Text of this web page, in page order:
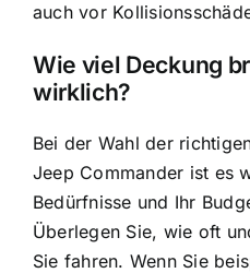
auch vor
Wie viel Deckung
wirklich?
Bei der Wahl der
Jeep Commander ist es
Bedürfnisse und Ihr
Überlegen Sie, wie oft
Sie fahren. Wenn Sie